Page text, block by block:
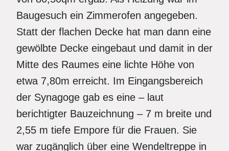
Baugesuch ein Zimmerofen angegeben.
Statt der flachen Decke hat man dann eine
gewölbte Decke eingebaut und damit in der
Mitte des Raumes eine lichte Höhe von
etwa 7,80m erreicht. Im Eingangsbereich
der Synagoge gab es eine – laut
berichtigter Bauzeichnung – 7 m breite und
2,55 m tiefe Empore für die Frauen. Sie
war zugänglich über eine Wendeltreppe in